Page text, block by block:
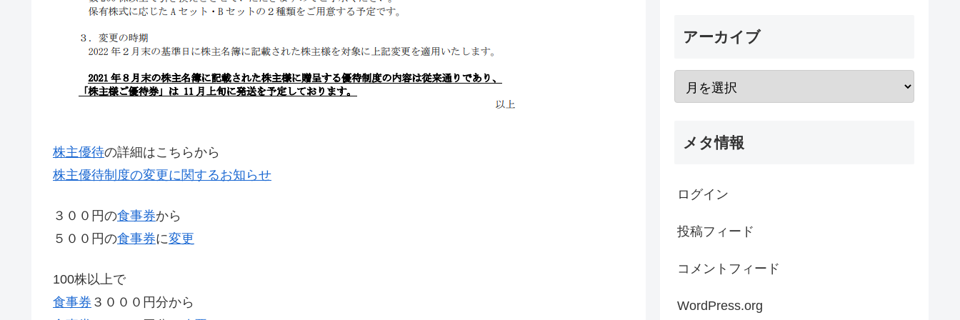
株主優待の詳細はこちらから
株主優待制度の変更に関するお知らせ
３００円の食事券から
５００円の食事券に変更
100株以上で
食事券 ３０００円分から
アーカイブ
メタ情報
ログイン
投稿フィード
コメントフィード
WordPress.org